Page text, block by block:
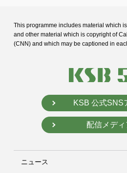
This programme includes material which
and other material which is copyright of
(CNN) and which may be captioned in
KSB 公式SNS
配信メデ
ニュース